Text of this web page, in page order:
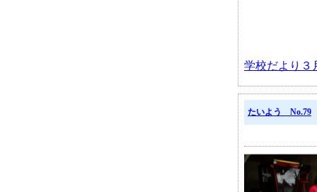
学校だより３
たいよう No.79